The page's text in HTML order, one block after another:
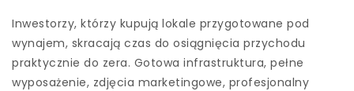
Inwestorzy, którzy kupują lokale przygotowane pod
wynajem, skracają czas do osiągnięcia przychodu
praktycznie do zera. Gotowa infrastruktura, pełne
wyposażenie, zdjęcia marketingowe, profesjonalny